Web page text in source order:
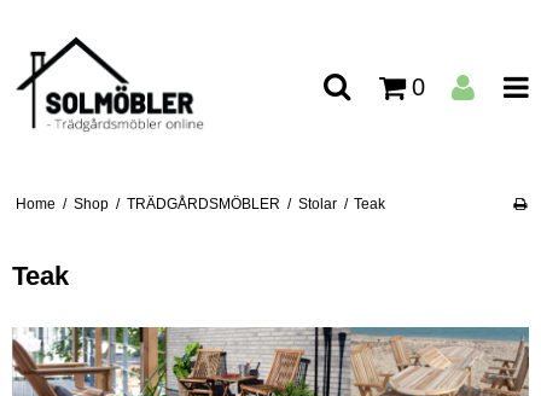
0
Home / Shop / TRÄDGÅRDSMÖBLER / Stolar / Teak
Teak